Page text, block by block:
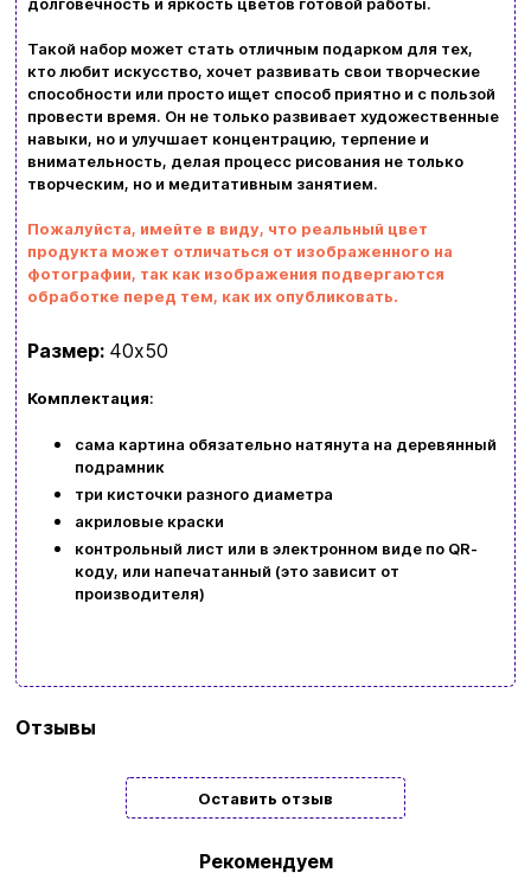
долговечность и яркость цветов готовой работы.
Такой набор может стать отличным подарком для тех,
кто любит искусство, хочет развивать свои творческие
способности или просто ищет способ приятно и с пользой
провести время. Он не только развивает художественные
навыки, но и улучшает концентрацию, терпение и
внимательность, делая процесс рисования не только
творческим, но и медитативным занятием.
Пожалуйста, имейте в виду, что реальный цвет
продукта может отличаться от изображенного на
фотографии, так как изображения подвергаются
обработке перед тем, как их опубликовать.
Размер: 40х50
Комплектация:
сама картина обязательно натянута на деревянный
подрамник
три кисточки разного диаметра
акриловые краски
контрольный лист или в электронном виде по QR-
коду, или напечатанный (это зависит от
производителя)
Отзывы
Оставить отзыв
Рекомендуем
Возврат и обмен товаров
Политика конфиденциальности
Контакты
+380996393746
+380634324164
kubix.boardgames@gmail.com
Язык сайта:
UAㅤ RU
Ваша корзина сейчас пуста
Просмотрите ассортимент нашего магазина и
вы обязательно найдете что-нибудь
интересное